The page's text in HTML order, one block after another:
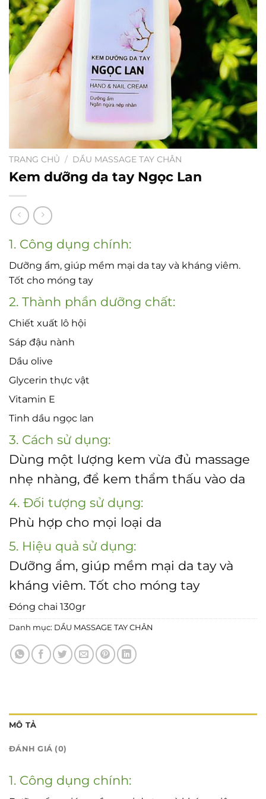
TRANG CHỦ / DẦU MASSAGE TAY CHÂN
Kem dưỡng da tay Ngọc Lan
1. Công dụng chính:
Dưỡng ẩm, giúp mềm mại da tay và kháng viêm.
Tốt cho móng tay
2. Thành phần dưỡng chất:
Chiết xuất lô hội
Sáp đậu nành
Dầu olive
Glycerin thực vật
Vitamin E
Tinh dầu ngọc lan
3. Cách sử dụng:
Dùng một lượng kem vừa đủ massage
nhẹ nhàng, để kem thẩm thấu vào da
4. Đối tượng sử dụng:
Phù hợp cho mọi loại da
5. Hiệu quả sử dụng:
Dưỡng ẩm, giúp mềm mại da tay và
kháng viêm. Tốt cho móng tay
Đóng chai 130gr
Danh mục: DẦU MASSAGE TAY CHÂN
MÔ TẢ
ĐÁNH GIÁ (0)
1. Công dụng chính: